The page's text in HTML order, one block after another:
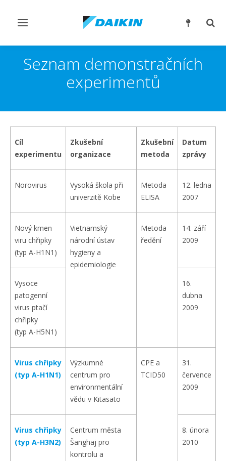
Přepnout
Seznam demonstračních
experimentů
Cíl
experimentu
Zkušební
organizace
Zkušební
metoda
Datum
zprávy
Norovirus
Vysoká škola při
univerzitě Kobe
Metoda
ELISA
12. ledna
2007
Nový kmen
viru chřipky
(typ A-H1N1)
Vietnamský
národní ústav
hygieny a
epidemiologie
Metoda
ředění
14. září
2009
Vysoce
patogenní
virus ptačí
chřipky
(typ A-H5N1)
16.
dubna
2009
Virus chřipky
(typ A-H1N1)
Výzkumné
centrum pro
environmentální
vědu v Kitasato
CPE a
TCID50
31.
července
2009
Virus chřipky
(typ A-H3N2)
Centrum města
Šanghaj pro
kontrolu a
8. února
2010